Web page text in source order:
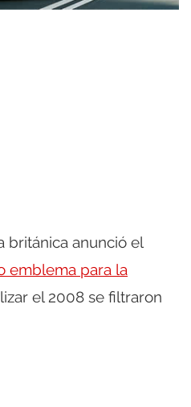
británica anunció el
emblema para la
el 2008 se filtraron